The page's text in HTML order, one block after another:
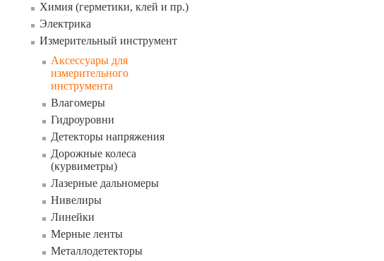
Химия (герметики, клей и пр.)
Электрика
Измерительный инструмент
Аксессуары для
измерительного
инструмента
Влагомеры
Гидроуровни
Детекторы напряжения
Дорожные колеса
(курвиметры)
Лазерные дальномеры
Нивелиры
Линейки
Мерные ленты
Металлодетекторы